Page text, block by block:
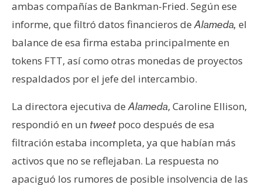
o
y
u
b
l
c
i
d
d
ambas compañías de Bankman-Fried. Según ese
informe, que filtró datos financieros deAlameda, el
balance de esa firma estaba principalmente en
tokens FTT, así como otras monedas de proyectos
respaldados por el jefe del intercambio.
La directora ejecutiva deAlameda, Caroline Ellison,
respondió en un tweet poco después de esa
filtración estaba incompleta, ya que habían más
activos que no se reflejaban. La respuesta no
apaciguó los rumores de posible insolvencia de las